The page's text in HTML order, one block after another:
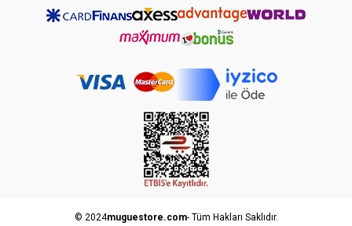
© 2024muguestore.com- Tüm Hakları Saklıdır.